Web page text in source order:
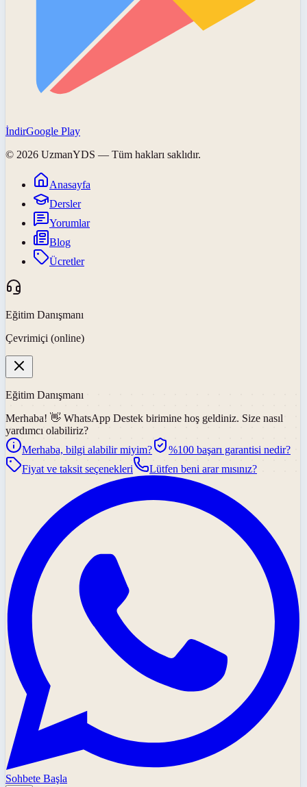
İndirGoogle Play
© 2026 UzmanYDS — Tüm hakları saklıdır.
Anasayfa
Dersler
Yorumlar
Blog
Ücretler
Eğitim Danışmanı
Çevrimiçi (online)
Eğitim Danışmanı
Merhaba! 👋 WhatsApp Destek birimine hoş geldiniz. Size nasıl
yardımcı olabiliriz?
Merhaba, bilgi alabilir miyim?
%100 başarı garantisi nedir?
Fiyat ve taksit seçenekleri
Lütfen beni arar mısınız?
Sohbete Başla